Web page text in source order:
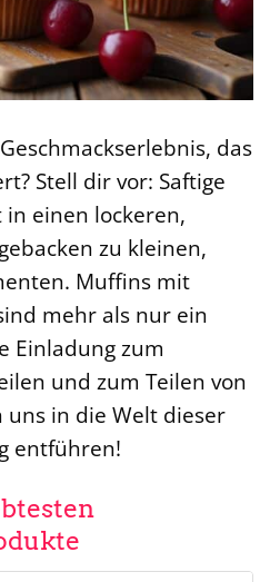
das
Stell dir vor: Saftige
einen lockeren,
zu kleinen,
Muffins mit
mehr als nur ein
Einladung zum
und zum Teilen von
uns in die Welt dieser
entführen!